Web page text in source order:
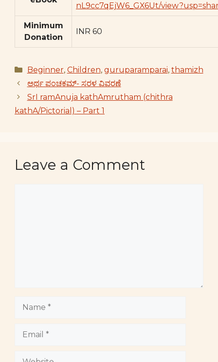
nL9cc7qEjW6_GX6Ut/
Minimum
Donation
INR 60
Categories
Beginner, Children, guruparamparai, thamizh
ಅರ್ಥ ಪಂಚಕಮ್- ಸರಳ ವಿವರಣೆ
SrI ramAnuja kathAmrutham (chithra
kathA/Pictorial) – Part 1
Leave a Comment
Website